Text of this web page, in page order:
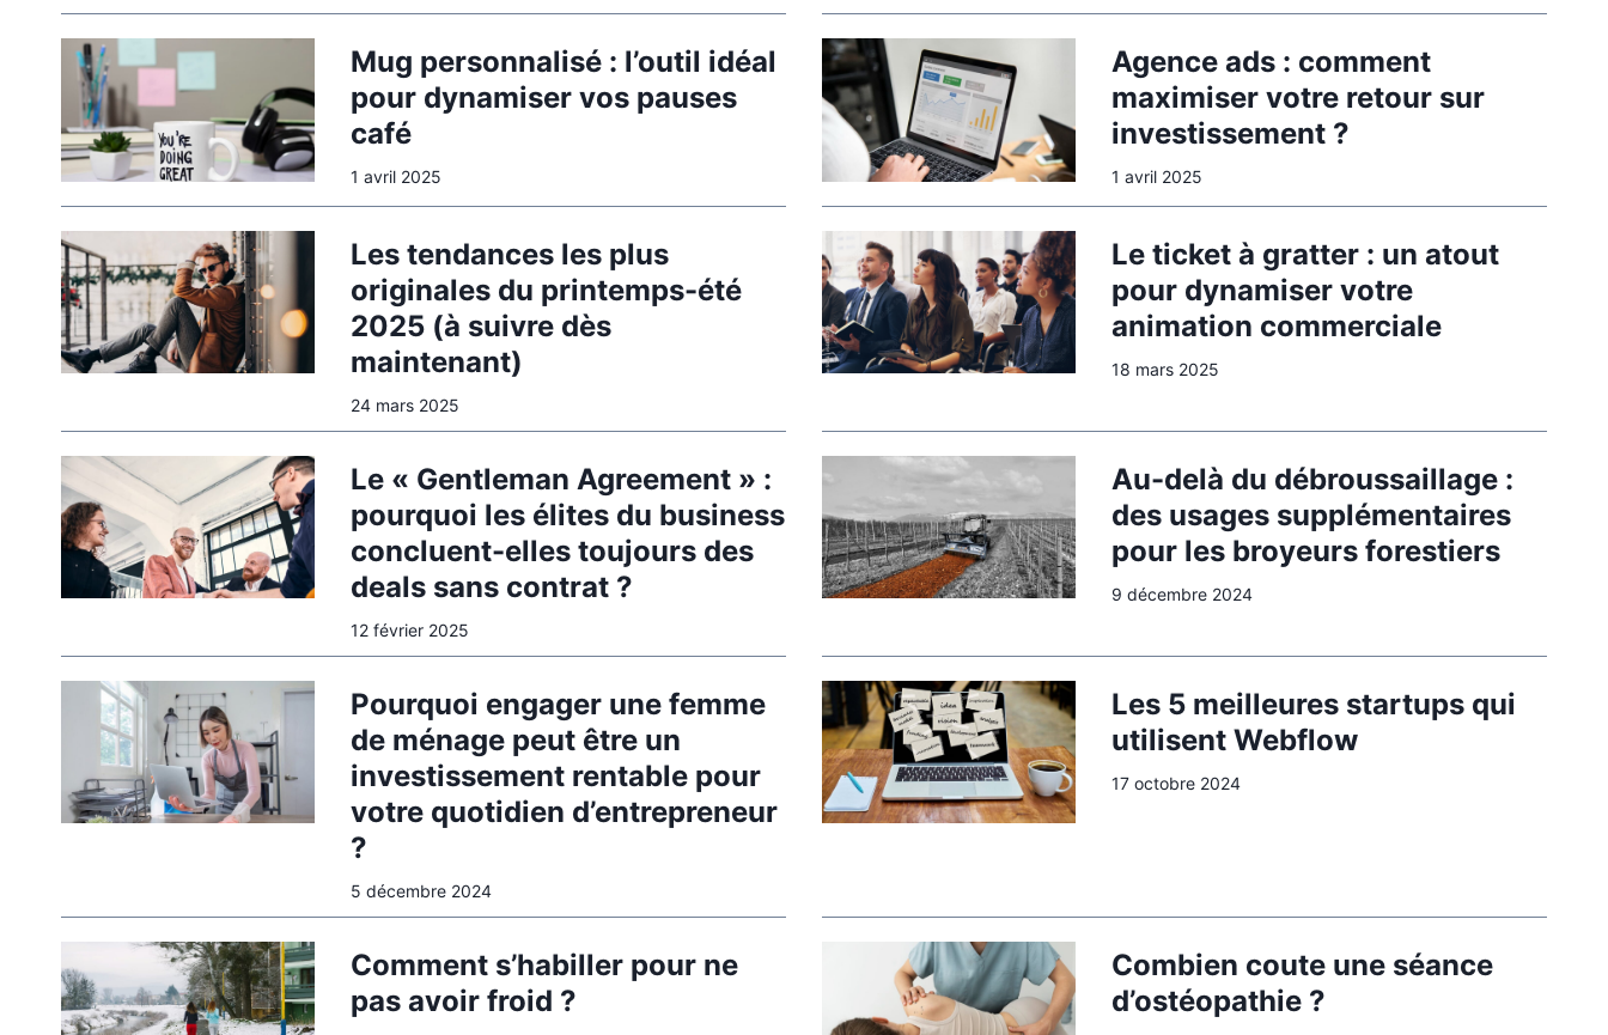
e
u
r
:
q
a
n
d
l
e
y
e
s
’
v
i
t
e
j
u
’
a
Mug personnalisé : l’outil idéal
pour dynamiser vos pauses
café
1 avril 2025
Agence ads : comment
maximiser votre retour sur
investissement ?
1 avril 2025
Les tendances les plus
originales du printemps-été
2025 (à suivre dès
maintenant)
24 mars 2025
Le ticket à gratter : un atout
pour dynamiser votre
animation commerciale
18 mars 2025
Le « Gentleman Agreement » :
pourquoi les élites du business
concluent-elles toujours des
deals sans contrat ?
12 février 2025
Au-delà du débroussaillage :
des usages supplémentaires
pour les broyeurs forestiers
9 décembre 2024
Pourquoi engager une femme
de ménage peut être un
investissement rentable pour
votre quotidien d’entrepreneur
?
5 décembre 2024
Les 5 meilleures startups qui
utilisent Webflow
17 octobre 2024
Comment s’habiller pour ne
pas avoir froid ?
Combien coute une séance
d’ostéopathie ?